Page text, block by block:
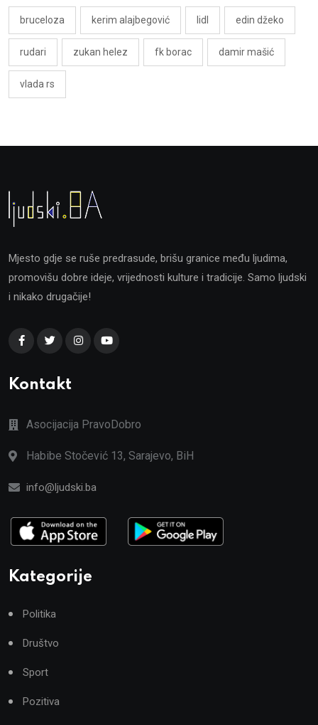
bruceloza kerim alajbegović lidl edin džeko
rudari zukan helez fk borac damir mašić
vlada rs
Mjesto gdje se ruše predrasude, brišu granice među ljudima,
promovišu dobre ideje, vrijednosti kulture i tradicije. Samo ljudski
i nikako drugačije!
Kontakt
Asocijacija PravoDobro
Habibe Stočević 13, Sarajevo, BiH
info@ljudski.ba
Kategorije
Politika
Društvo
Sport
Pozitiva